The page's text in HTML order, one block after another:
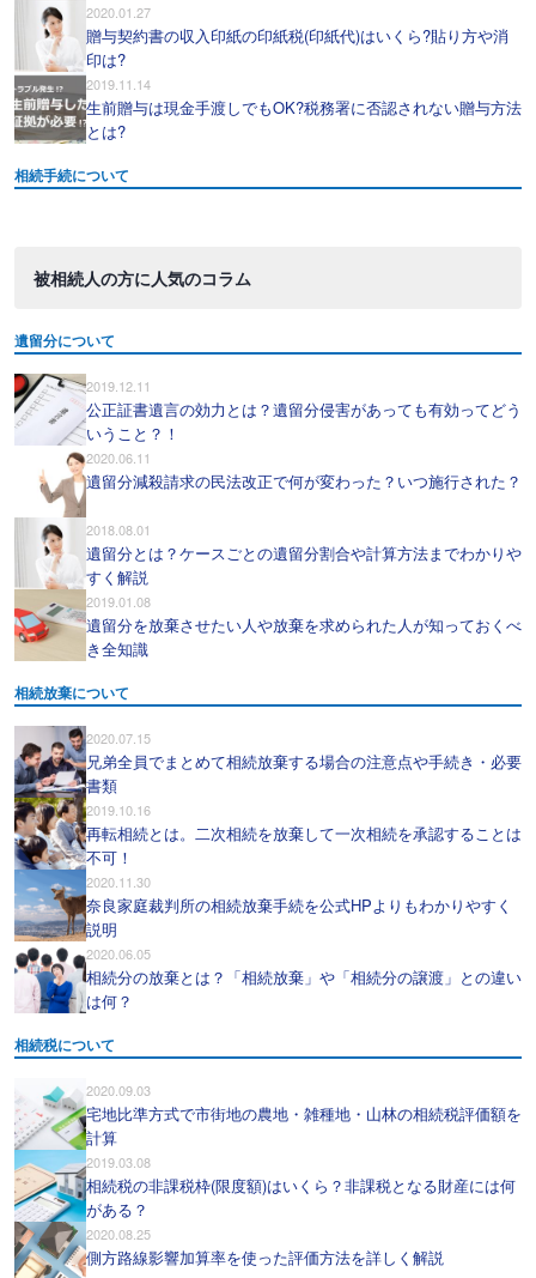
2020.01.27
贈与契約書の収入印紙の印紙税(印紙代)はいくら?貼り方や消
印は?
2019.11.14
生前贈与は現金手渡しでもOK?税務署に否認されない贈与方法
とは?
相続手続について
被相続人の方に人気のコラム
遺留分について
2019.12.11
公正証書遺言の効力とは？遺留分侵害があっても有効ってどう
いうこと？！
2020.06.11
遺留分減殺請求の民法改正で何が変わった？いつ施行された？
2018.08.01
遺留分とは？ケースごとの遺留分割合や計算方法までわかりや
すく解説
2019.01.08
遺留分を放棄させたい人や放棄を求められた人が知っておくべ
き全知識
相続放棄について
2020.07.15
兄弟全員でまとめて相続放棄する場合の注意点や手続き・必要
書類
2019.10.16
再転相続とは。二次相続を放棄して一次相続を承認することは
不可！
2020.11.30
奈良家庭裁判所の相続放棄手続を公式HPよりもわかりやすく
説明
2020.06.05
相続分の放棄とは？「相続放棄」や「相続分の譲渡」との違い
は何？
相続税について
2020.09.03
宅地比準方式で市街地の農地・雑種地・山林の相続税評価額を
計算
2019.03.08
相続税の非課税枠(限度額)はいくら？非課税となる財産には何
がある？
2020.08.25
側方路線影響加算率を使った評価方法を詳しく解説